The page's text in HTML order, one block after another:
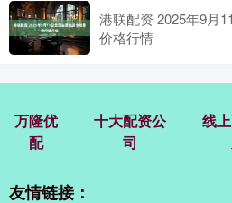
港联配资 2025年9月
价格行情
万隆优
配
十大配资公
司
线
友情链接：